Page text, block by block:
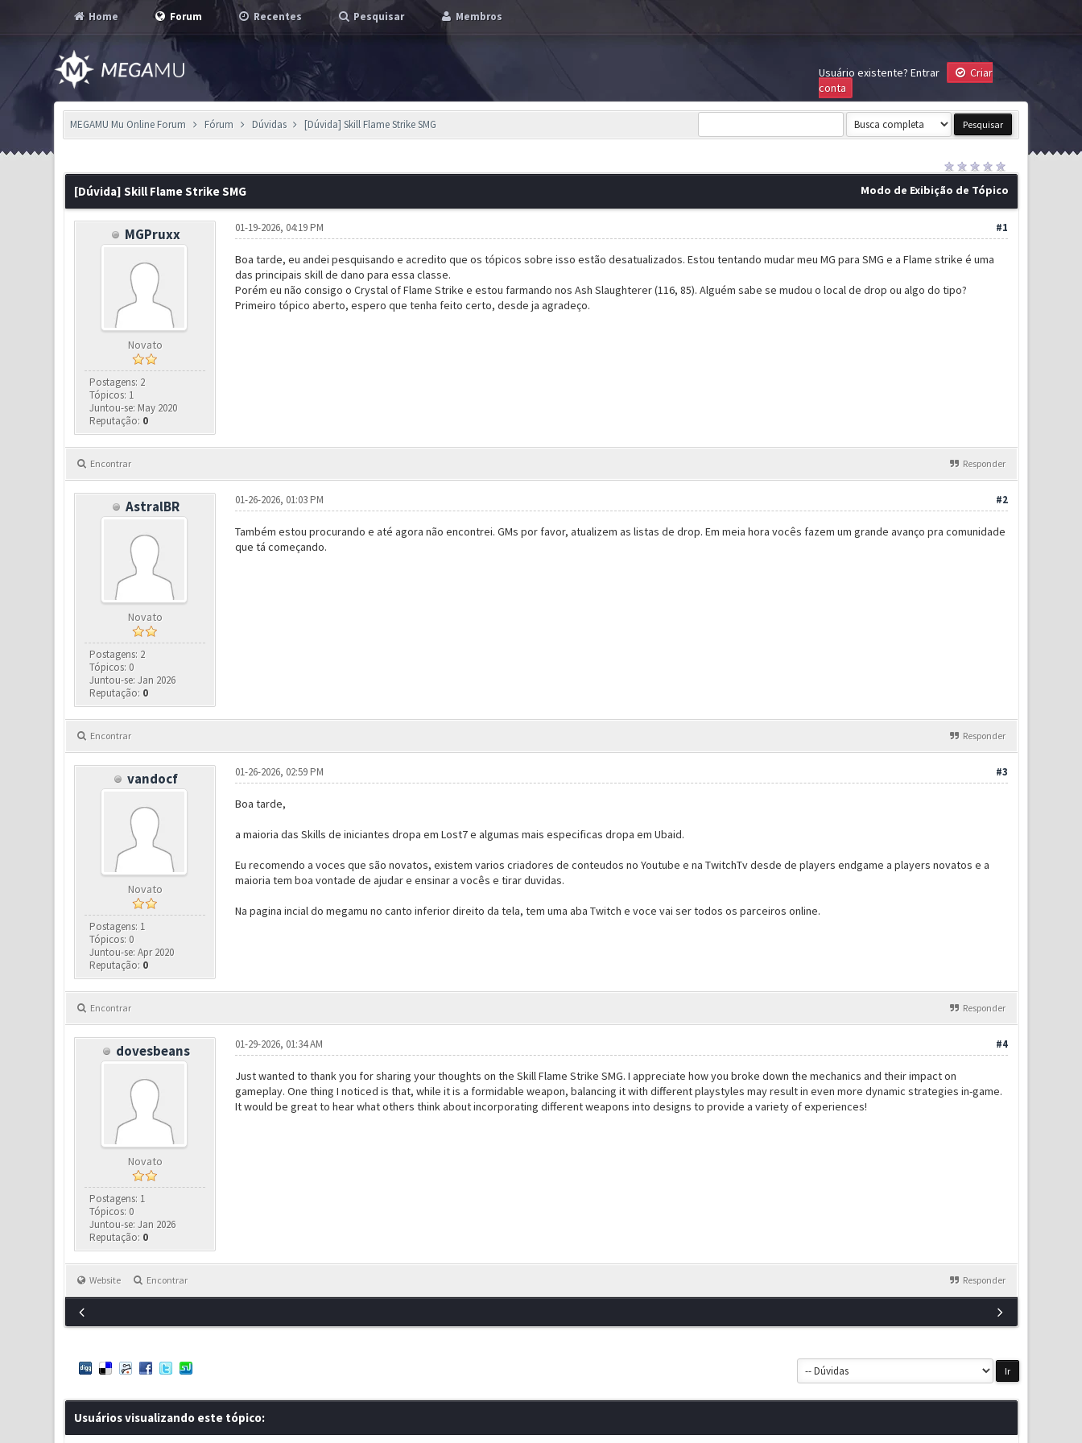
Home Forum Recentes Pesquisar Membros
Usuário existente? Entrar
Criar
conta
MEGAMU Mu Online Forum Fórum Dúvidas [Dúvida] Skill Flame Strike SMG
Modo de Exibição de Tópico
[Dúvida] Skill Flame Strike SMG
MGPruxx
Novato
Postagens: 2
Tópicos: 1
Juntou-se: May 2020
Reputação: 0
#1
01-19-2026, 04:19 PM
Boa tarde, eu andei pesquisando e acredito que os tópicos sobre isso estão desatualizados. Estou tentando mudar meu MG para SMG e a Flame strike é uma
das principais skill de dano para essa classe.
Porém eu não consigo o Crystal of Flame Strike e estou farmando nos Ash Slaughterer (116, 85). Alguém sabe se mudou o local de drop ou algo do tipo?
Primeiro tópico aberto, espero que tenha feito certo, desde ja agradeço.
Encontrar Responder
AstralBR
Novato
Postagens: 2
Tópicos: 0
Juntou-se: Jan 2026
Reputação: 0
#2
01-26-2026, 01:03 PM
Também estou procurando e até agora não encontrei. GMs por favor, atualizem as listas de drop. Em meia hora vocês fazem um grande avanço pra comunidade
que tá começando.
Encontrar Responder
vandocf
Novato
Postagens: 1
Tópicos: 0
Juntou-se: Apr 2020
Reputação: 0
#3
01-26-2026, 02:59 PM
Boa tarde,
a maioria das Skills de iniciantes dropa em Lost7 e algumas mais especificas dropa em Ubaid.
Eu recomendo a voces que são novatos, existem varios criadores de conteudos no Youtube e na TwitchTv desde de players endgame a players novatos e a
maioria tem boa vontade de ajudar e ensinar a vocês e tirar duvidas.
Na pagina incial do megamu no canto inferior direito da tela, tem uma aba Twitch e voce vai ser todos os parceiros online.
Encontrar Responder
dovesbeans
Novato
Postagens: 1
Tópicos: 0
Juntou-se: Jan 2026
Reputação: 0
#4
01-29-2026, 01:34 AM
Just wanted to thank you for sharing your thoughts on the Skill Flame Strike SMG. I appreciate how you broke down the mechanics and their impact on
gameplay. One thing I noticed is that, while it is a formidable weapon, balancing it with different playstyles may result in even more dynamic strategies in-game.
It would be great to hear what others think about incorporating different weapons into designs to provide a variety of experiences!
Website Encontrar Responder
Usuários visualizando este tópico: